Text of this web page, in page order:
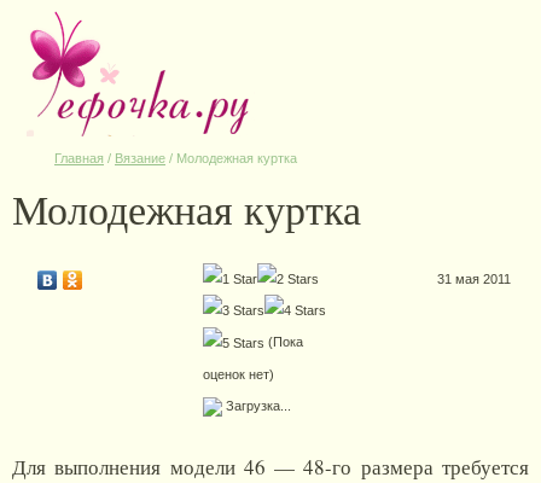
Главная / Вязание / Молодежная куртка
Молодежная куртка
(Пока
оценок нет)
Загрузка...
31 мая 2011
Для выполнения модели 46 — 48-го размера требуется